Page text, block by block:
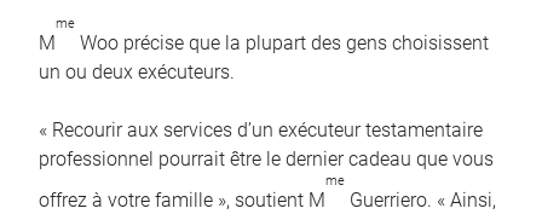
M
me
Woo précise que la plupart des gens choisissent
un ou deux exécuteurs.
« Recourir aux services d’un exécuteur testamentaire
professionnel pourrait être le dernier cadeau que vous
offrez à votre famille », soutient M
me
Guerriero. « Ainsi,